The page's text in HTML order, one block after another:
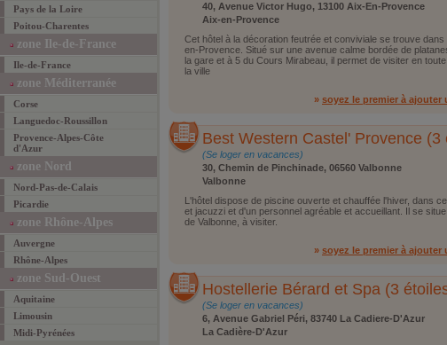
Pays de la Loire
Poitou-Charentes
zone Ile-de-France
Ile-de-France
zone Méditerranée
Corse
Languedoc-Roussillon
Provence-Alpes-Côte
d'Azur
zone Nord
Nord-Pas-de-Calais
Picardie
zone Rhône-Alpes
Auvergne
Rhône-Alpes
zone Sud-Ouest
Aquitaine
Limousin
Midi-Pyrénées
40, Avenue Victor Hugo, 13100 Aix-En-Provence
Aix-en-Provence
Cet hôtel à la décoration feutrée et conviviale se trouve
en-Provence. Situé sur une avenue calme bordée de
la gare et à 5 du Cours Mirabeau, il permet de visiter en
la ville
» soyez le premier à ajouter
Best Western Castel' Provence (3
(Se loger en vacances)
30, Chemin de Pinchinade, 06560 Valbonne
Valbonne
L'hôtel dispose de piscine ouverte et chauffée l'hiver, dans
et jacuzzi et d'un personnel agréable et accueillant. Il se
de Valbonne, à visiter.
» soyez le premier à ajouter
Hostellerie Bérard et Spa (3
(Se loger en vacances)
6, Avenue Gabriel Péri, 83740 La Cadiere-D'Azur
La Cadière-D'Azur